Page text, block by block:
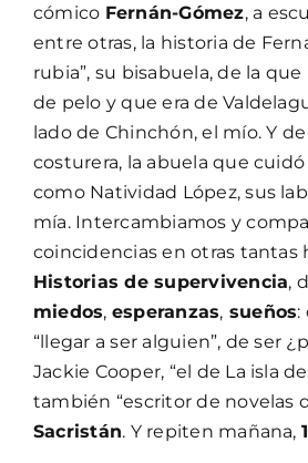
cómico Fernán-Gómez, a
entre otras, la historia de
rubia”, su bisabuela, de la
de pelo y que era de
lado de Chinchón, el mío. Y
costurera, la abuela que
como Natividad López, sus
mía. Intercambiamos y
coincidencias en otras tantas
Historias de supervivencia,
miedos, esperanzas, sueños:
“llegar a ser alguien”, de ser
Jackie Cooper, “el de La isla
también “escritor de novelas
Sacristán. Y repiten mañana,